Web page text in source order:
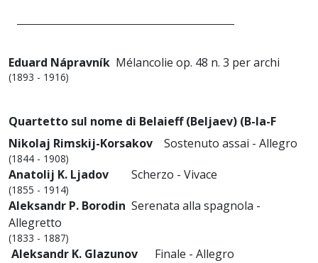
Eduard Nápravník Mélancolie op. 48 n. 3 per archi
(1893 - 1916)
Quartetto sul nome di Belaieff (Beljaev) (B-la-F
Nikolaj Rimskij-Korsakov
Sostenuto assai - Allegro
(1844 - 1908)
Anatolij K. Ljadov Scherzo - Vivace
(1855 - 1914)
Aleksandr P. Borodin Serenata alla spagnola -
Allegretto
(1833 - 1887)
Aleksandr K. Glazunov Finale - Allegro